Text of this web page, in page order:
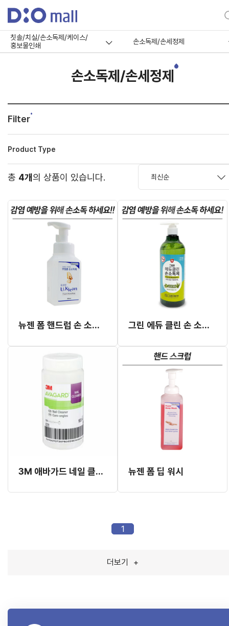
칫솔/치실/손소독제/케이스/
홍보물인쇄
손소독제/손세정제
손소독제/손세정제
Filter
Product Type
총 4개의 상품이 있습니다.
뉴젠 폼 핸드럽 손 소독제 300ml 그린 에듀 클린 손 소독제 65% 500ml (무색 민트향)
3M 애바가드 네일 클리너 9204 (손 소독제) 뉴젠 폼 딥 워시
1
더보기 +